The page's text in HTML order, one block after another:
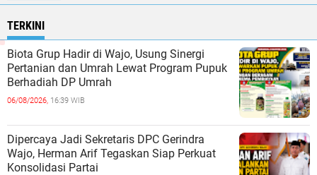
TERKINI
Biota Grup Hadir di Wajo, Usung Sinergi
Pertanian dan Umrah Lewat Program Pupuk
Berhadiah DP Umrah
06/08/2026, 16:39 WIB
Dipercaya Jadi Sekretaris DPC Gerindra
Wajo, Herman Arif Tegaskan Siap Perkuat
Konsolidasi Partai